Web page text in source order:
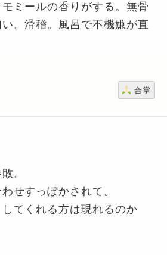
ミールの香りがする。無骨
。滑稽。風呂で不機嫌が直
合掌
。
せすっぽかされて。
てくれる方は現れるのか